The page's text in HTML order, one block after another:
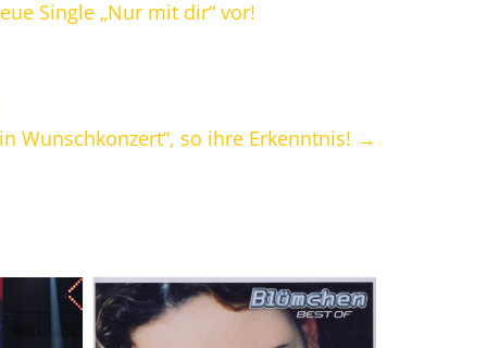
Single „Nur mit dir“ vor!
Wunschkonzert“, so ihre Erkenntnis! →